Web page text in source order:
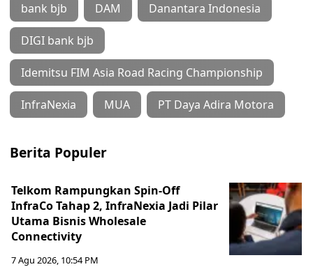
bank bjb DAM Danantara Indonesia
DIGI bank bjb
Idemitsu FIM Asia Road Racing Championship
InfraNexia MUA PT Daya Adira Motora
Berita Populer
Telkom Rampungkan Spin-Off
InfraCo Tahap 2, InfraNexia Jadi Pilar
Utama Bisnis Wholesale
Connectivity
7 Agu 2026, 10:54 PM